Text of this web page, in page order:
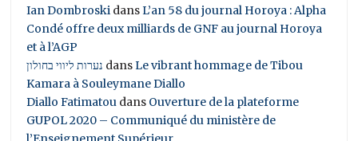
Ian Dombroski dansL’an 58 du journal Horoya : Alpha
Condé offre deux milliards de GNF au journal Horoya
et à l’AGP
נערות ליווי בחולון dansLe vibrant hommage de Tibou
Kamara à Souleymane Diallo
Diallo Fatimatou dans Ouverture de la plateforme
GUPOL 2020 – Communiqué du ministère de